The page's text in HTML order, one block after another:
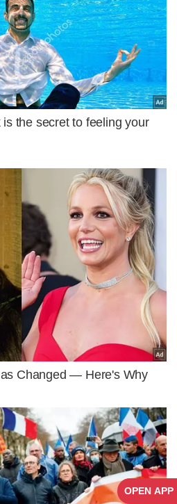
OPEN APP